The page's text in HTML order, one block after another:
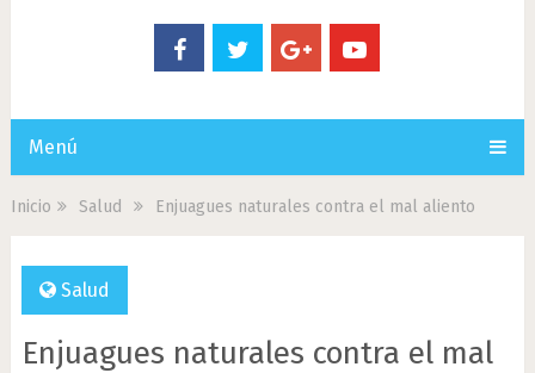
Menú
Inicio Salud Enjuagues naturales contra el mal aliento
Salud
Enjuagues naturales contra el mal